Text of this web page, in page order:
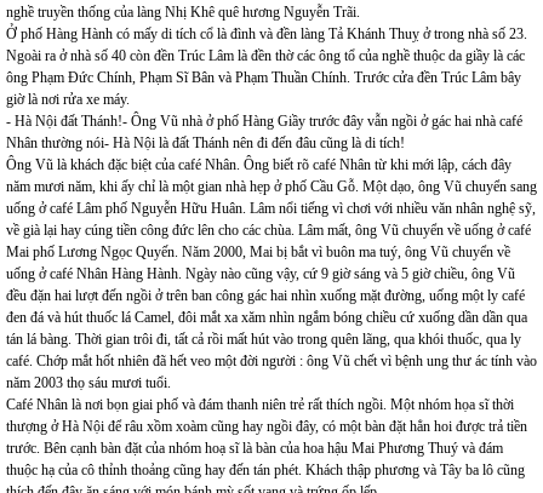
nghề truyền thống của làng Nhị Khê quê hương Nguyễn Trãi.
Ở phố Hàng Hành có mấy di tích cổ là đình và đền làng Tả Khánh Thuỵ ở trong nhà số 23.
Ngoài ra ở nhà số 40 còn đền Trúc Lâm là đền thờ các ông tổ của nghề thuộc da giầy là các
ông Phạm Đức Chính, Phạm Sĩ Bân và Phạm Thuần Chính. Trước cửa đền Trúc Lâm bây
giờ là nơi rửa xe máy.
- Hà Nội đất Thánh!- Ông Vũ nhà ở phố Hàng Giầy trước đây vẫn ngồi ở gác hai nhà café
Nhân thường nói- Hà Nội là đất Thánh nên đi đến đâu cũng là di tích!
Ông Vũ là khách đặc biệt của café Nhân. Ông biết rõ café Nhân từ khi mới lập, cách đây
năm mươi năm, khi ấy chỉ là một gian nhà hẹp ở phố Cầu Gỗ. Một dạo, ông Vũ chuyển sang
uống ở café Lâm phố Nguyễn Hữu Huân. Lâm nổi tiếng vì chơi với nhiều văn nhân nghệ sỹ,
về già lại hay cúng tiền công đức lên cho các chùa. Lâm mất, ông Vũ chuyển về uống ở café
Mai phố Lương Ngọc Quyến. Năm 2000, Mai bị bắt vì buôn ma tuý, ông Vũ chuyển về
uống ở café Nhân Hàng Hành. Ngày nào cũng vậy, cứ 9 giờ sáng và 5 giờ chiều, ông Vũ
đều đặn hai lượt đến ngồi ở trên ban công gác hai nhìn xuống mặt đường, uống một ly café
đen đá và hút thuốc lá Camel, đôi mắt xa xăm nhìn ngắm bóng chiều cứ xuống dần dần qua
tán lá bàng. Thời gian trôi đi, tất cả rồi mất hút vào trong quên lãng, qua khói thuốc, qua ly
café. Chớp mắt hốt nhiên đã hết veo một đời người : ông Vũ chết vì bệnh ung thư ác tính vào
năm 2003 thọ sáu mươi tuổi.
Café Nhân là nơi bọn giai phố và đám thanh niên trẻ rất thích ngồi. Một nhóm họa sĩ thời
thượng ở Hà Nội để râu xồm xoàm cũng hay ngồi đây, có một bàn đặt hẳn hoi được trả tiền
trước. Bên cạnh bàn đặt của nhóm hoạ sĩ là bàn của hoa hậu Mai Phương Thuý và đám
thuộc hạ của cô thỉnh thoảng cũng hay đến tán phét. Khách thập phương và Tây ba lô cũng